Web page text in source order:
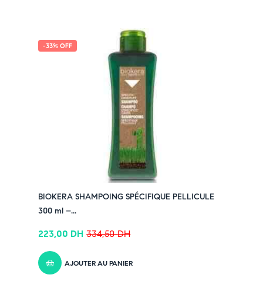
> 1 paire de gants jetables
> 1 cape de protection pour les épaules
✔ Pour découvrir nos offres et promotions du
✔ Suivez-nous sur TikTok – cliquez ici
✔ Rejoignez-nous sur Instagram –
-33% OFF
BIOKERA SHAMPOING SPÉCIFIQUE PELLICULE
300 ml –...
334,50DH
223,00 DH
AJOUTER AU PANIER